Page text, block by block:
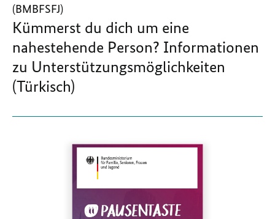
(BMBFSFJ)
Kümmerst du dich um eine
nahestehende Person? Informationen
zu Unterstützungsmöglichkeiten
(Türkisch)